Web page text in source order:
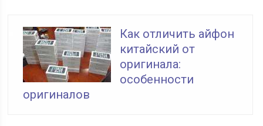
Как отличить айфон
китайский от
оригинала:
особенности
оригиналов